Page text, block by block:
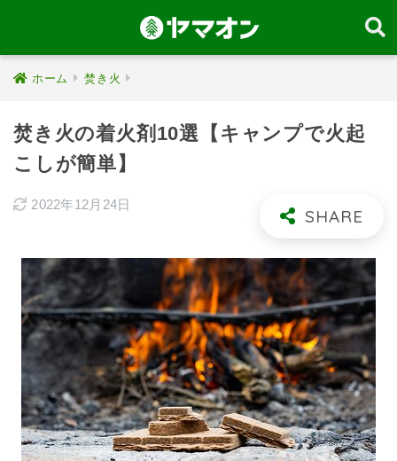
ホーム 焚き火
焚き火の着火剤10選【キャンプで火起
こしが簡単】
2022年12月24日